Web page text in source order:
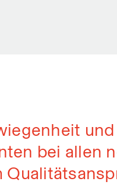
bei allen